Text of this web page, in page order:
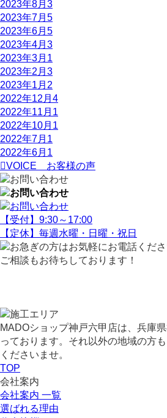
2023年8月 3
2023年7月 5
2023年6月 5
2023年4月 3
2023年3月 1
2023年2月 3
2023年1月 2
2022年12月 4
2022年11月 1
2022年10月 1
2022年7月 1
2022年6月 1
VOICE
お客様の声
【受付】9:30～17:00
【定休】毎週水曜・日曜・祝日
MADOショップ神戸六甲店は、兵庫
っております。それ以外の地域の方
くださいませ。
TOP
会社案内
会社案内 一覧
選ばれる理由